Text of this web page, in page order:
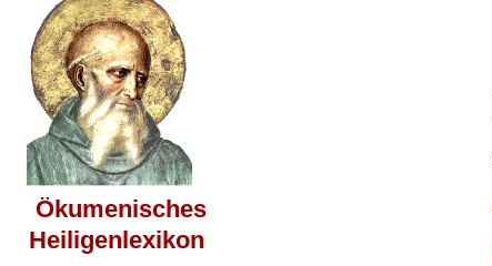
Ökumenisches
Heiligenlexikon